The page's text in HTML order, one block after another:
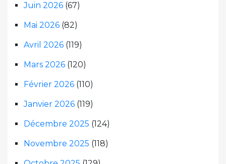
Juin 2026 (67)
Mai 2026 (82)
Avril 2026 (119)
Mars 2026 (120)
Février 2026 (110)
Janvier 2026 (119)
Décembre 2025 (124)
Novembre 2025 (118)